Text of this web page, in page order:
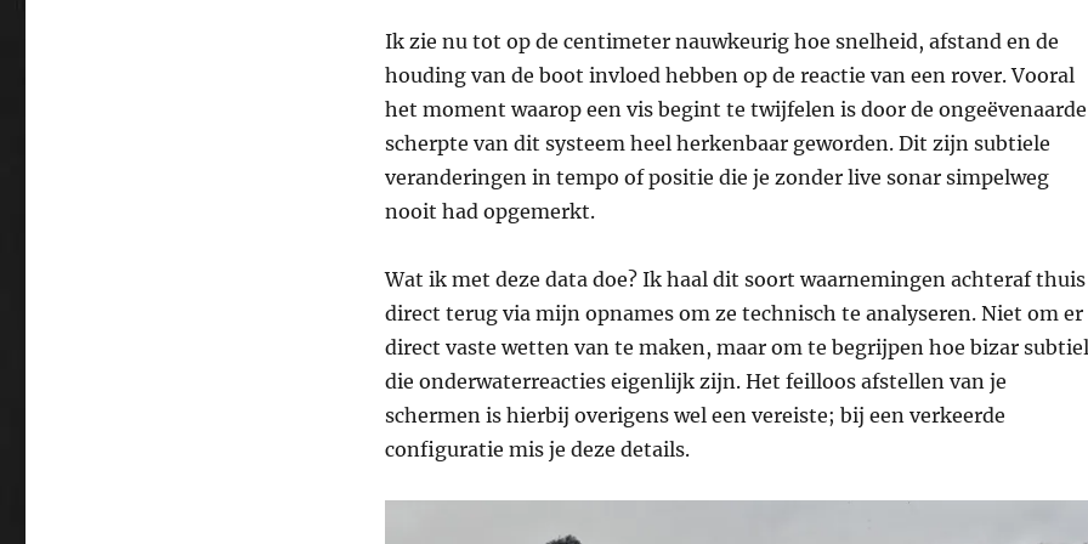
Ik zie nu tot op de centimeter nauwkeurig hoe snelheid, afstand en de
houding van de boot invloed hebben op de reactie van een rover. Vooral
het moment waarop een vis begint te twijfelen is door de ongeëvenaarde
scherpte van dit systeem heel herkenbaar geworden. Dit zijn subtiele
veranderingen in tempo of positie die je zonder live sonar simpelweg
nooit had opgemerkt.
Wat ik met deze data doe? Ik haal dit soort waarnemingen achteraf thuis
direct terug via mijn opnames om ze technisch te analyseren. Niet om er
direct vaste wetten van te maken, maar om te begrijpen hoe bizar subtiel
die onderwaterreacties eigenlijk zijn. Het feilloos afstellen van je
schermen is hierbij overigens wel een vereiste; bij een verkeerde
configuratie mis je deze details.